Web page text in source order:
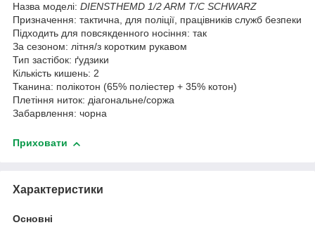
Назва моделі: DIENSTHEMD 1/2 ARM T/C SCHWARZ
Призначення: тактична, для поліції, працівників служб безпеки
Підходить для повсякденного носіння: так
За сезоном: літня/з коротким рукавом
Тип застібок: ґудзики
Кількість кишень: 2
Тканина: полікотон (65% поліестер + 35% котон)
Плетіння ниток: діагональне/соржа
Забарвлення: чорна
Приховати
Характеристики
Основні